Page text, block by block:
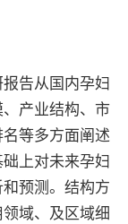
告从国内孕妇
产业结构、市
等多方面阐述
上对未来孕妇
预测。结构方
域、及区域细